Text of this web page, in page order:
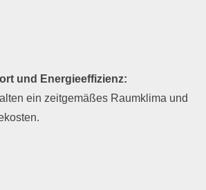
und Energieeffizienz:
ein zeitgemäßes Raumklima und